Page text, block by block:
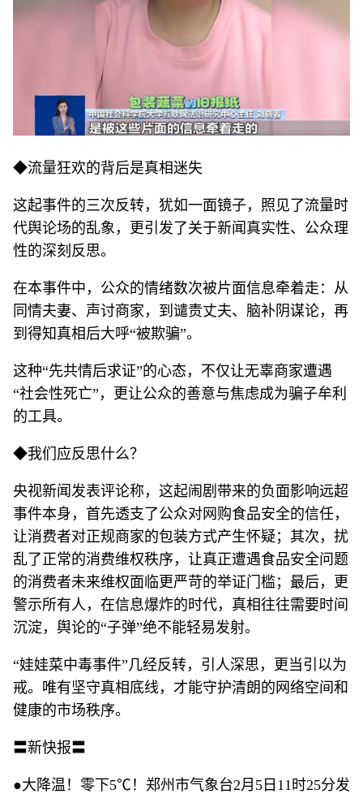
◆流量狂欢的背后是真相迷失
这起事件的三次反转，犹如一面镜子，照见了流量时
代舆论场的乱象，更引发了关于新闻真实性、公众理
性的深刻反思。
在本事件中，公众的情绪数次被片面信息牵着走：从
同情夫妻、声讨商家，到谴责丈夫、脑补阴谋论，再
到得知真相后大呼“被欺骗”。
这种“先共情后求证”的心态，不仅让无辜商家遭遇
“社会性死亡”，更让公众的善意与焦虑成为骗子牟利
的工具。
◆我们应反思什么？
央视新闻发表评论称，这起闹剧带来的负面影响远超
事件本身，首先透支了公众对网购食品安全的信任，
让消费者对正规商家的包装方式产生怀疑；其次，扰
乱了正常的消费维权秩序，让真正遭遇食品安全问题
的消费者未来维权面临更严苛的举证门槛；最后，更
警示所有人，在信息爆炸的时代，真相往往需要时间
沉淀，舆论的“子弹”绝不能轻易发射。
“娃娃菜中毒事件”几经反转，引人深思，更当引以为
戒。唯有坚守真相底线，才能守护清朗的网络空间和
健康的市场秩序。
〓新快报〓
●大降温！零下5℃！郑州市气象台2月5日11时25分发